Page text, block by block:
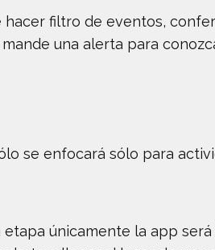
filtro de eventos,
una alerta para
se enfocará sólo para
únicamente la app